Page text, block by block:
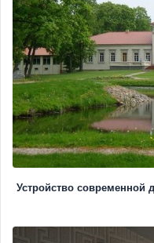
Устройство современной